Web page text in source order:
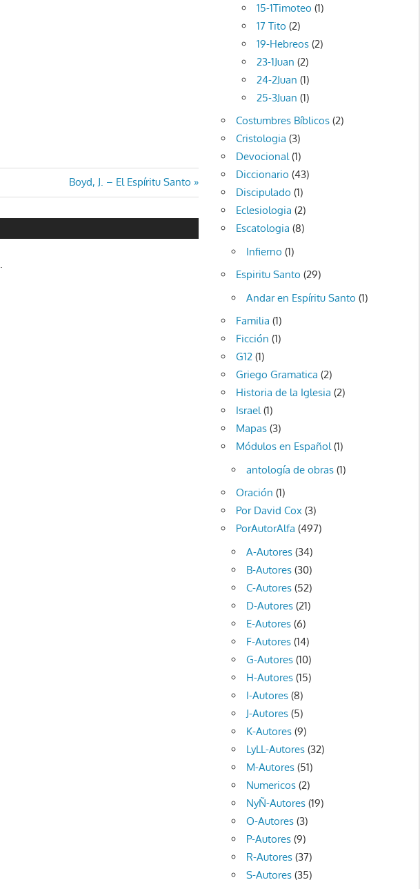
Entrada
siguiente:
Boyd, J. – El Espíritu Santo
15-1Timoteo (1)
17 Tito (2)
19-Hebreos (2)
23-1Juan (2)
24-2Juan (1)
25-3Juan (1)
Costumbres Bíblicos (2)
Cristologia (3)
Devocional(1)
Diccionario (43)
Discipulado (1)
Eclesiologia (2)
Escatologia (8)
Infierno (1)
Espiritu Santo (29)
Andar en Espíritu Santo (1)
Familia (1)
Ficción (1)
G12 (1)
Griego Gramatica (2)
Historia de la Iglesia (2)
Israel(1)
Mapas (3)
Módulos en Español(1)
antología de obras (1)
Oración (1)
Por David Cox (3)
PorAutorAlfa (497)
A-Autores (34)
B-Autores (30)
C-Autores (52)
D-Autores (21)
E-Autores (6)
F-Autores (14)
G-Autores (10)
H-Autores (15)
I-Autores (8)
J-Autores (5)
K-Autores (9)
LyLL-Autores (32)
M-Autores (51)
Numericos (2)
NyÑ-Autores (19)
O-Autores (3)
P-Autores (9)
R-Autores (37)
S-Autores (35)